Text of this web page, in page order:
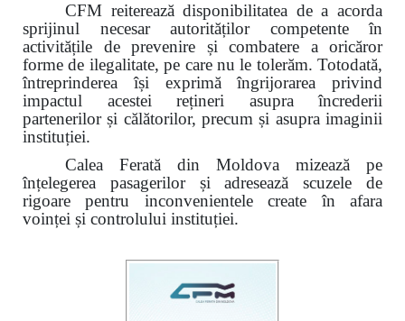
CFM reiterează disponibilitatea de a acorda
sprijinul necesar autorităților competente în
activitățile de prevenire și combatere a oricăror
forme de ilegalitate, pe care nu le tolerăm. Totodată,
întreprinderea își exprimă îngrijorarea privind
impactul acestei rețineri asupra încrederii
partenerilor și călătorilor, precum și asupra imaginii
instituției.
Calea Ferată din Moldova mizează pe
înțelegerea pasagerilor și adresează scuzele de
rigoare pentru inconvenientele create în afara
voinței și controlului instituției.